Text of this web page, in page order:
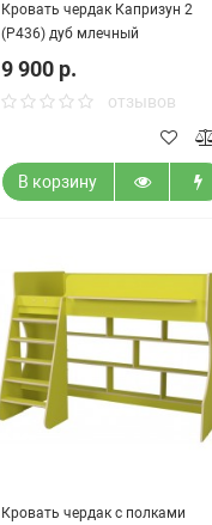
Кровать чердак Капризун 2
(Р436) дуб млечный
9 900 р.
отзывов
В корзину
Кровать чердак с полками